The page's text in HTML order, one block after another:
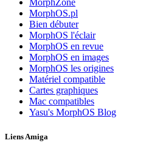
MorphZone
MorphOS.pl
Bien débuter
MorphOS l'éclair
MorphOS en revue
MorphOS en images
MorphOS les origines
Matériel compatible
Cartes graphiques
Mac compatibles
Yasu's MorphOS Blog
Liens Amiga